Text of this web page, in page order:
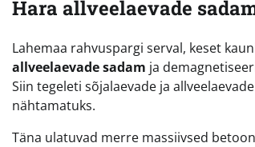
Hara allveelaevade
Lahemaa rahvuspargi serval, keset
allveelaevade sadam ja
Siin tegeleti sõjalaevade ja
nähtamatuks.
Täna ulatuvad merre massiivsed